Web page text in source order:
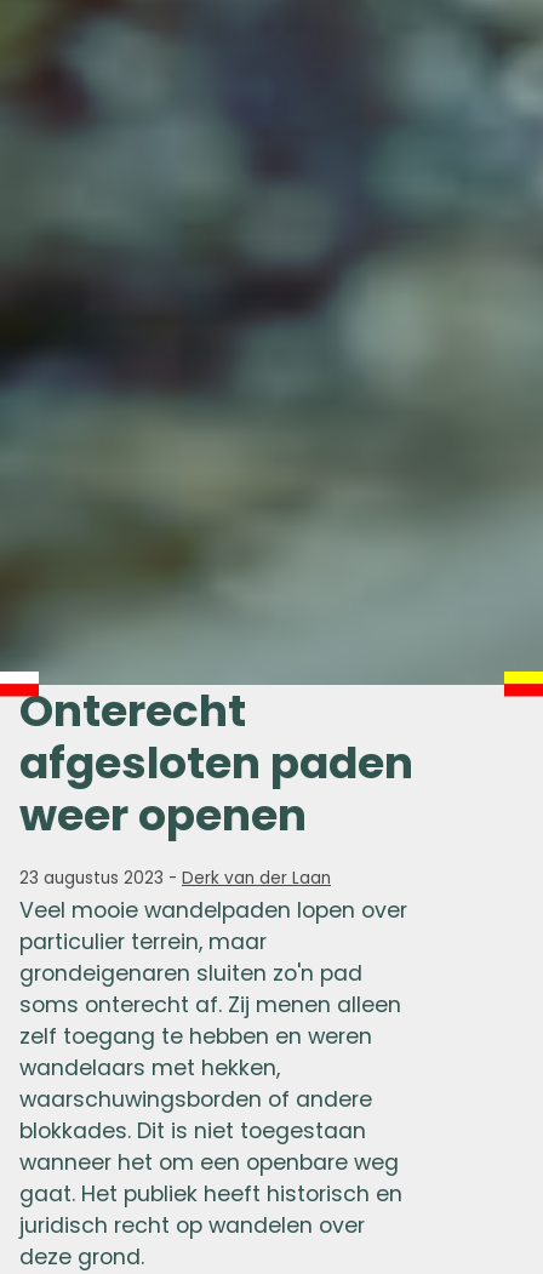
Onterecht
afgesloten paden
weer openen
23 augustus 2023 - Derk van der Laan
Veel mooie wandelpaden lopen over
particulier terrein, maar
grondeigenaren sluiten zo'n pad
soms onterecht af. Zij menen alleen
zelf toegang te hebben en weren
wandelaars met hekken,
waarschuwingsborden of andere
blokkades. Dit is niet toegestaan
wanneer het om een openbare weg
gaat. Het publiek heeft historisch en
juridisch recht op wandelen over
deze grond.